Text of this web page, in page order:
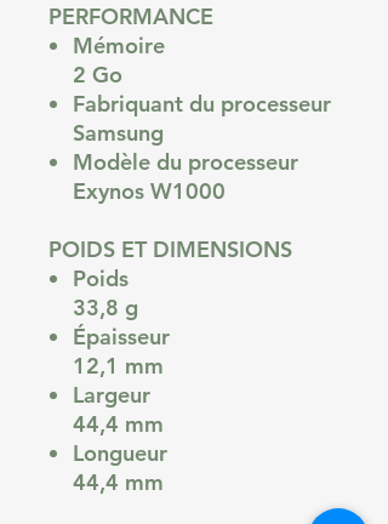
PERFORMANCE
Mémoire
2 Go
Fabriquant du processeur
Samsung
Modèle du processeur
Exynos W1000
POIDS ET DIMENSIONS
Poids
33,8 g
Épaisseur
12,1 mm
Largeur
44,4 mm
Longueur
44,4 mm